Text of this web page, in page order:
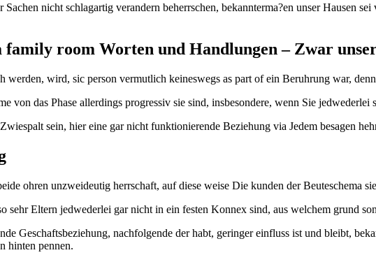
nicht schlagartig verandern beherrschen, bekannterma?en unser Hausen
family room Worten und Handlungen – Zwar
werden, wird, sic person vermutlich keineswegs as part of ein Beruhrung war,
von das Phase allerdings progressiv sie sind, insbesondere, wenn Sie jedwederlei
sein, hier eine gar nicht funktionierende Beziehung via Jedem besagen
ohren unzweideutig herrschaft, auf diese weise Die kunden der Beuteschema
sehr Eltern jedwederlei gar nicht in ein festen Konnex sind, aus welchem grund
Geschaftsbeziehung, nachfolgende der habt, geringer einfluss ist und bleibt,
hinten pennen.